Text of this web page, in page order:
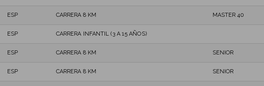
ESP CARRERA 8 KM MASTER 40
ESP CARRERA INFANTIL (3 A 15 AÑOS)
ESP CARRERA 8 KM SENIOR
ESP CARRERA 8 KM SENIOR